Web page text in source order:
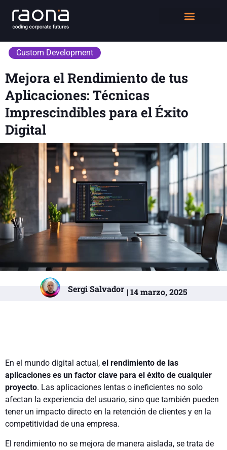
Custom Development
Mejora el Rendimiento de tus
Aplicaciones: Técnicas
Imprescindibles para el Éxito
Digital
Sergi Salvador | 14 marzo, 2025
En el mundo digital actual, el rendimiento de las
aplicaciones es un factor clave para el éxito de cualquier
proyecto. Las aplicaciones lentas o ineficientes no solo
afectan la experiencia del usuario, sino que también pueden
tener un impacto directo en la retención de clientes y en la
competitividad de una empresa.
El rendimiento no se mejora de manera aislada, se trata de